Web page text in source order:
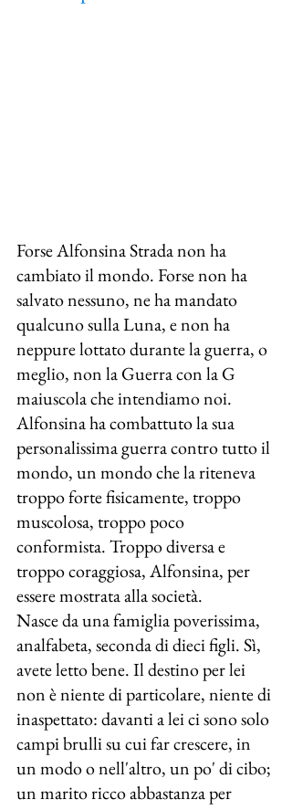
Forse Alfonsina Strada non ha
cambiato il mondo. Forse non ha
salvato nessuno, ne ha mandato
qualcuno sulla Luna, e non ha
neppure lottato durante la guerra, o
meglio, non la Guerra con la G
maiuscola che intendiamo noi.
Alfonsina ha combattuto la sua
personalissima guerra contro tutto il
mondo, un mondo che la riteneva
troppo forte fisicamente, troppo
muscolosa, troppo poco
conformista. Troppo diversa e
troppo coraggiosa, Alfonsina, per
essere mostrata alla società.
Nasce da una famiglia poverissima,
analfabeta, seconda di dieci figli. Sì,
avete letto bene. Il destino per lei
non è niente di particolare, niente di
inaspettato: davanti a lei ci sono solo
campi brulli su cui far crescere, in
un modo o nell'altro, un po' di cibo;
un marito ricco abbastanza per